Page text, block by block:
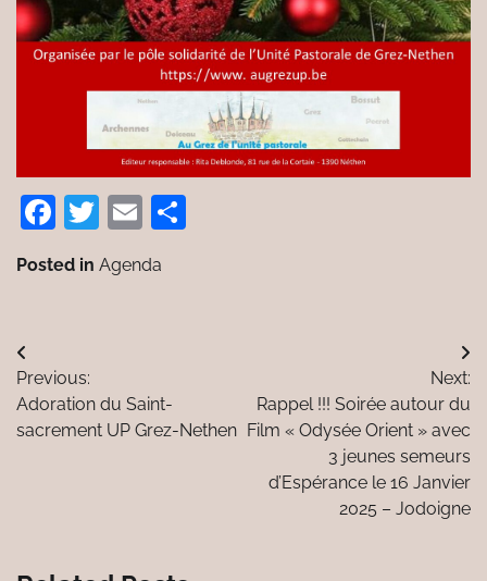
Facebook
Twitter
Email
Posted in Agenda
Navigation
de
l’article
Previous:
Adoration du Saint-
sacrement UP Grez-Nethen
Next:
Rappel !!! Soirée autour du
Film « Odysée Orient » avec
3 jeunes semeurs
d’Espérance le 16 Janvier
2025 – Jodoigne